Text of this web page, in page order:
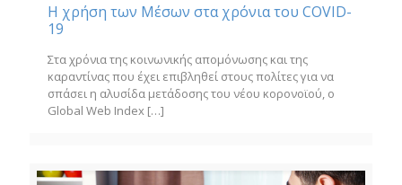
Η χρήση των Μέσων στα χρόνια του COVID-
19
Στα χρόνια της κοινωνικής απομόνωσης και της
καραντίνας που έχει επιβληθεί στους πολίτες για να
σπάσει η αλυσίδα μετάδοσης του νέου κορονοϊού, ο
Global Web Index […]